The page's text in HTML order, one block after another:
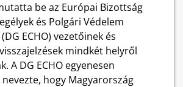
be az Európai Bizottság
és Polgári Védelem
ECHO) vezetőinek és
mindkét helyről
A DG ECHO egyenesen
hogy Magyarország